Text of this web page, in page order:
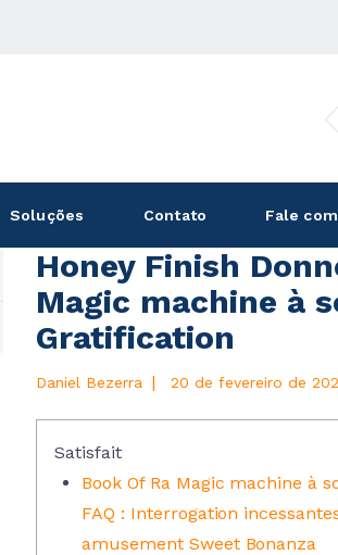
Soluções Contato Fale
Honey Finish
Magic machine à
Gratification
Daniel Bezerra | 20 de fevereiro de
Satisfait
Book Of Ra Magic machine à
FAQ : Interrogation
amusement Sweet Bonanza